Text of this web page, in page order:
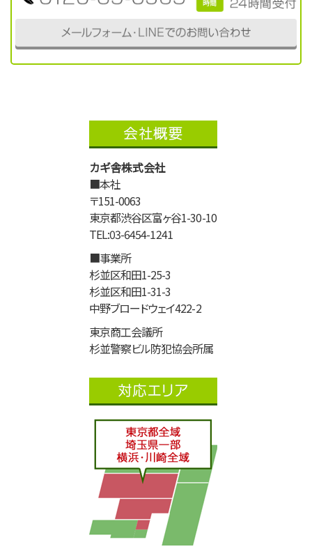
カギ舎株式会社
■本社
〒151-0063
東京都渋谷区富ヶ谷1-30-10
TEL:03-6454-1241
■事業所
杉並区和田1-25-3
杉並区和田1-31-3
中野ブロードウェイ422-2
東京商工会議所
杉並警察ビル防犯協会所属